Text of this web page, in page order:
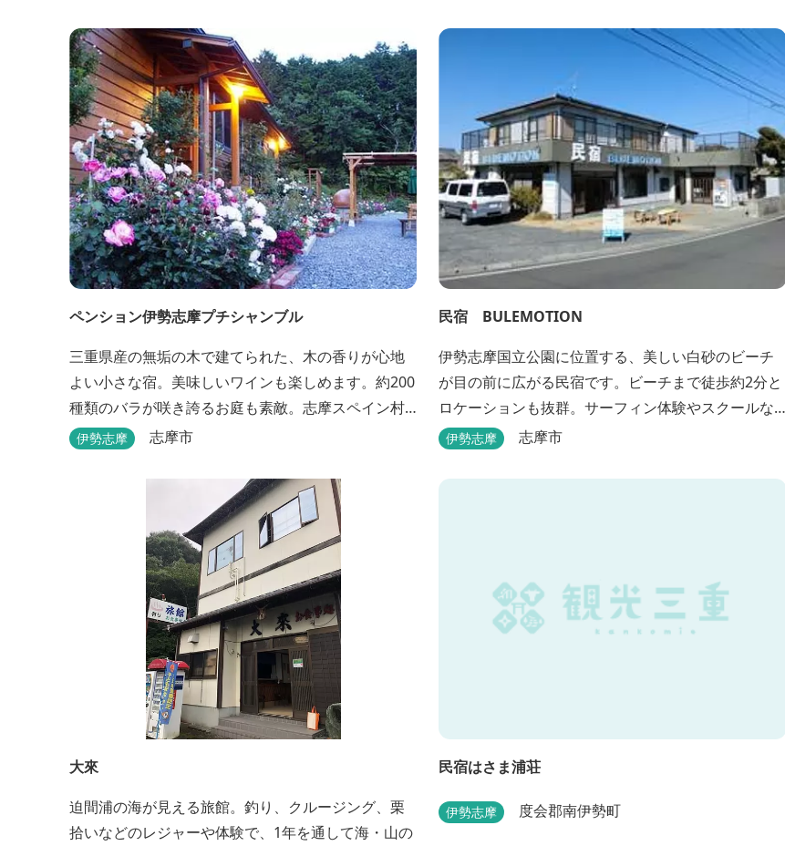
ペンション伊勢志摩プチシャンブル
三重県産の無垢の木で建てられた、木の香りが心地
よい小さな宿。美味しいワインも楽しめます。約200
種類のバラが咲き誇るお庭も素敵。志摩スペイン村
へ約6キロと観光にも便利です。
伊勢志摩 志摩市
民宿 BULEMOTION
伊勢志摩国立公園に位置する、美しい白砂のビーチ
が目の前に広がる民宿です。ビーチまで徒歩約2分と
ロケーションも抜群。サーフィン体験やスクールな
どもあります。
伊勢志摩 志摩市
大來
迫間浦の海が見える旅館。釣り、クルージング、栗
拾いなどのレジャーや体験で、1年を通して海・山の
民宿はさま浦荘
伊勢志摩 度会郡南伊勢町